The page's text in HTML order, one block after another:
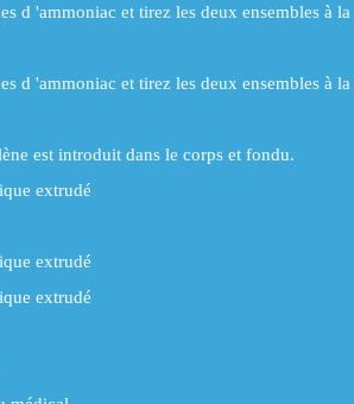
d 'ammoniac et tirez les deux ensembles à la
d 'ammoniac et tirez les deux ensembles à la
est introduit dans le corps et fondu.
extrudé
extrudé
extrudé